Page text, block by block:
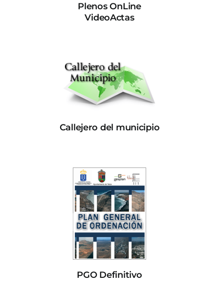
Plenos OnLine
VideoActas
Callejero del municipio
PGO Definitivo